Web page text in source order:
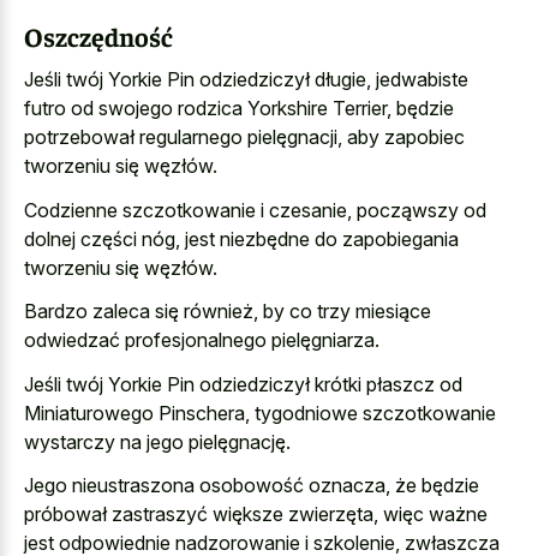
Oszczędność
Jeśli twój Yorkie Pin odziedziczył długie, jedwabiste
futro od swojego rodzica Yorkshire Terrier, będzie
potrzebował regularnego pielęgnacji, aby zapobiec
tworzeniu się węzłów.
Codzienne szczotkowanie i czesanie, począwszy od
dolnej części nóg, jest niezbędne do zapobiegania
tworzeniu się węzłów.
Bardzo zaleca się również, by co trzy miesiące
odwiedzać profesjonalnego pielęgniarza.
Jeśli twój Yorkie Pin odziedziczył krótki płaszcz od
Miniaturowego Pinschera, tygodniowe szczotkowanie
wystarczy na jego pielęgnację.
Jego nieustraszona osobowość oznacza, że będzie
próbował zastraszyć większe zwierzęta, więc ważne
jest odpowiednie nadzorowanie i szkolenie, zwłaszcza